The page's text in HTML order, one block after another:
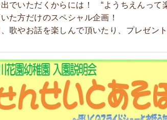
でいただくからには！ “ようちえんって
た方だけのスペシャル企画！
歌やお話を楽しんで頂いたり、プレゼン